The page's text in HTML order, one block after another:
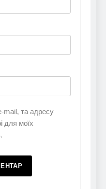
mail, та адресу
для моїх